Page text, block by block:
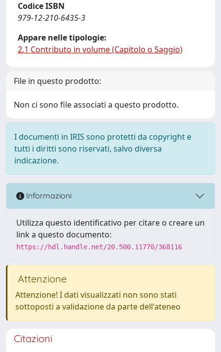
Codice ISBN
979-12-210-6435-3
Appare nelle tipologie:
2.1 Contributo in volume (Capitolo o Saggio)
File in questo prodotto:
Non ci sono file associati a questo prodotto.
I documenti in IRIS sono protetti da copyright e
tutti i diritti sono riservati, salvo diversa
indicazione.
Informazioni
Utilizza questo identificativo per citare o creare un
link a questo documento:
https://hdl.handle.net/20.500.11770/368116
Attenzione
Attenzione! I dati visualizzati non sono stati
sottoposti a validazione da parte dell'ateneo
Citazioni